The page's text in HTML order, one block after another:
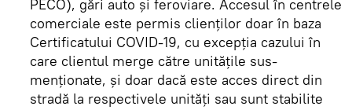
PECO), gări auto şi feroviare. Accesul în centrele
comerciale este permis clienţilor doar în baza
Certificatului COVID-19, cu excepţia cazului în
care clientul merge către unităţile sus-
menţionate, şi doar dacă este acces direct din
stradă la respectivele unităţi sau sunt stabilite